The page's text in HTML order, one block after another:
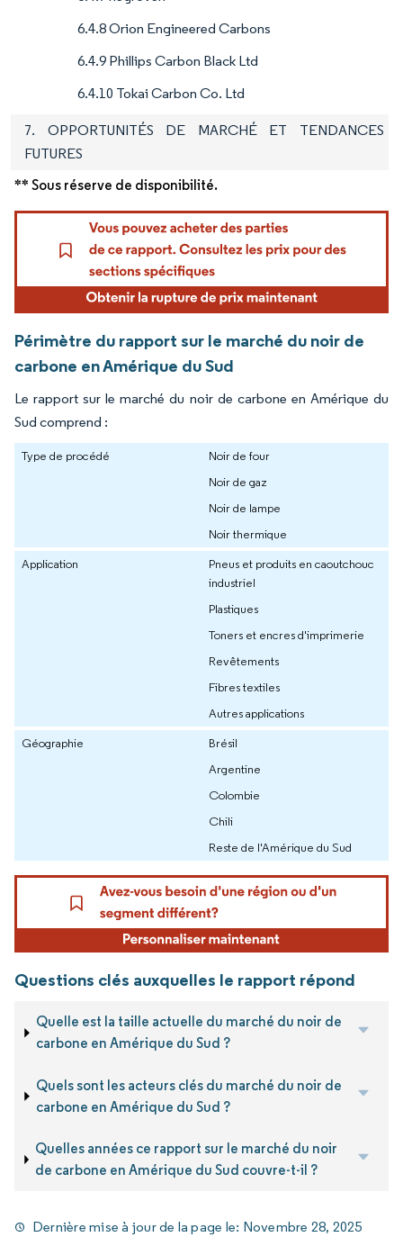
6.4.8 Orion Engineered Carbons
6.4.9 Phillips Carbon Black Ltd
6.4.10 Tokai Carbon Co. Ltd
7. OPPORTUNITÉS DE MARCHÉ ET TENDANCES
FUTURES
** Sous réserve de disponibilité.
Périmètre du rapport sur le marché du noir de
carbone en Amérique du Sud
Le rapport sur le marché du noir de carbone en Amérique du
Sud comprend :
Type de procédé
Noir de four
Noir de gaz
Noir de lampe
Noir thermique
Application
Pneus et produits en caoutchouc
industriel
Plastiques
Toners et encres d'imprimerie
Revêtements
Fibres textiles
Autres applications
Géographie
Brésil
Argentine
Colombie
Chili
Reste de l'Amérique du Sud
Questions clés auxquelles le rapport répond
Quelle est la taille actuelle du marché du noir de
carbone en Amérique du Sud ?
Quels sont les acteurs clés du marché du noir de
carbone en Amérique du Sud ?
Quelles années ce rapport sur le marché du noir
de carbone en Amérique du Sud couvre-t-il ?
Dernière mise à jour de la page le: Novembre 28, 2025